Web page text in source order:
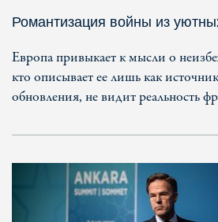
Романтизация войны из
Европа привыкает к мысли о
кто описывает ее лишь как
обновления, не видит реальность